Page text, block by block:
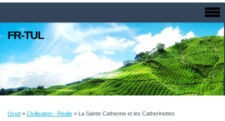
FR-TUL
Úvod » Civilisation - Realie » La Sainte Catherine et les Catherinettes